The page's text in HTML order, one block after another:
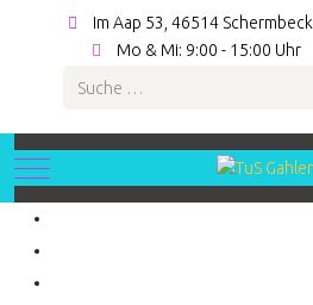
Im Aap 53, 46514 Schermbeck
Mo & Mi: 9:00 - 15:00 Uhr
Suchen
Mobile Menu Toggle